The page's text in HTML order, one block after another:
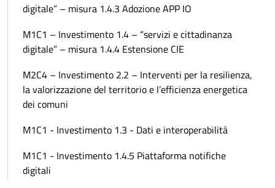
digitale” – misura 1.4.3 Adozione APP IO
M1C1 – Investimento 1.4 – “servizi e cittadinanza
digitale” – misura 1.4.4 Estensione CIE
M2C4 – Investimento 2.2 – Interventi per la resilienza,
la valorizzazione del territorio e l’efficienza energetica
dei comuni
M1C1 - Investimento 1.3 - Dati e interoperabilità
M1C1 - Investimento 1.4.5 Piattaforma notifiche
digitali